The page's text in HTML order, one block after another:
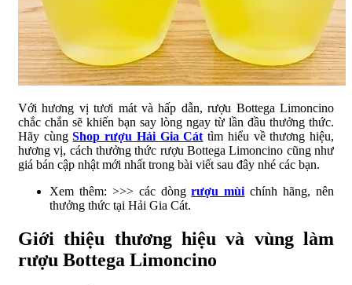
Với hương vị tươi mát và hấp dẫn, rượu Bottega Limoncino
chắc chắn sẽ khiến bạn say lòng ngay từ lần đầu thưởng thức.
Hãy cùngShop rượu Hải Gia Cát tìm hiểu về thương hiệu,
hương vị, cách thưởng thức rượu Bottega Limoncino cũng như
giá bán cập nhật mới nhất trong bài viết sau đây nhé các bạn.
Xem thêm: >>> các dòngrượu mùi chính hãng, nên
thưởng thức tại Hải Gia Cát.
Giới thiệu thương hiệu và vùng làm
rượu Bottega Limoncino